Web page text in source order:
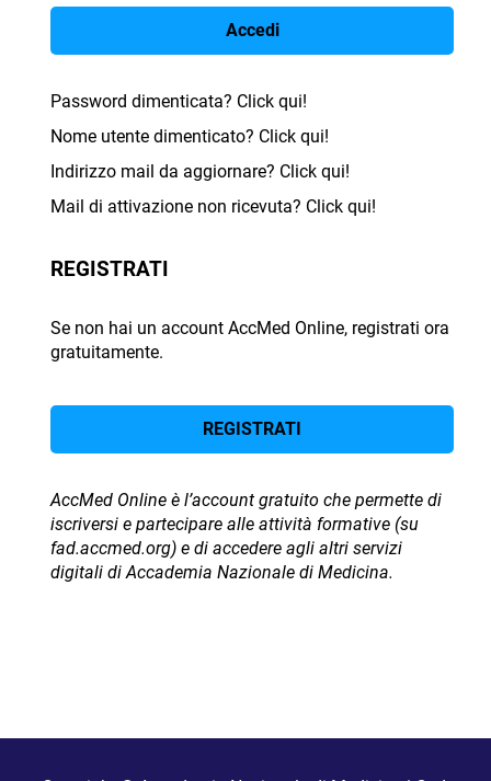
Accedi
Password dimenticata? Click qui!
Nome utente dimenticato? Click qui!
Indirizzo mail da aggiornare? Click qui!
Mail di attivazione non ricevuta? Click qui!
REGISTRATI
Se non hai un account AccMed Online, registrati ora
gratuitamente.
REGISTRATI
AccMed Online è l’account gratuito che permette di
iscriversi e partecipare alle attività formative (su
fad.accmed.org) e di accedere agli altri servizi
digitali di Accademia Nazionale di Medicina.